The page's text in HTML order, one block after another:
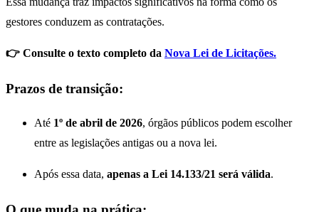
gestores conduzem as contratações.
👉 Consulte o texto completo da Nova Lei de Licitações.
Prazos de transição:
Até 1º de abril de 2026, órgãos públicos podem escolher
entre as legislações antigas ou a nova lei.
Após essa data, apenas a Lei 14.133/21 será válida.